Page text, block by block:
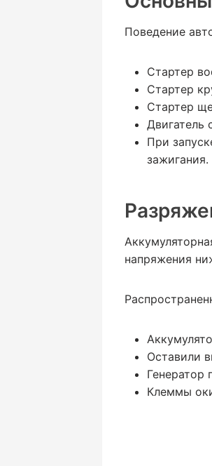
Поведение
Стартер
Стартер
Стартер
Двигатель
При
зажигания.
напряжения
Оставили
Генератор
Клеммы